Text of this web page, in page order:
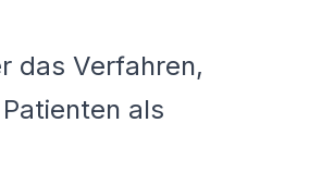
das Verfahren,
als